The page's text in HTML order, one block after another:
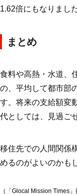
1.62倍にもなりました
まとめ
食料や高熱・水道、
の、平均して都市部
す。将来の支給額変
代としては、見過ご
移住先での人間関係
めるのがよいのかも
（「Glocal Mission Times」